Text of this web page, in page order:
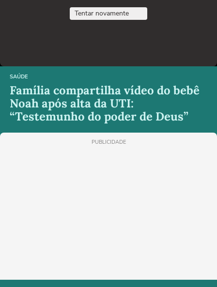
Tentar novamente
SAÚDE
Família compartilha vídeo do bebê
Noah após alta da UTI:
“Testemunho do poder de Deus”
PUBLICIDADE